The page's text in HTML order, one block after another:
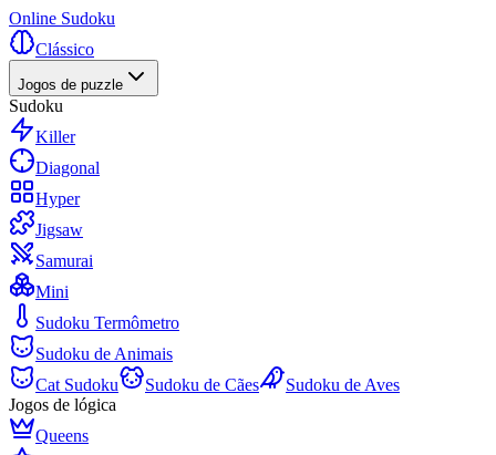
Online Sudoku
Clássico
Jogos de puzzle
Sudoku
Killer
Diagonal
Hyper
Jigsaw
Samurai
Mini
Sudoku Termômetro
Sudoku de Animais
Cat Sudoku
Sudoku de Cães
Sudoku de Aves
Jogos de lógica
Queens